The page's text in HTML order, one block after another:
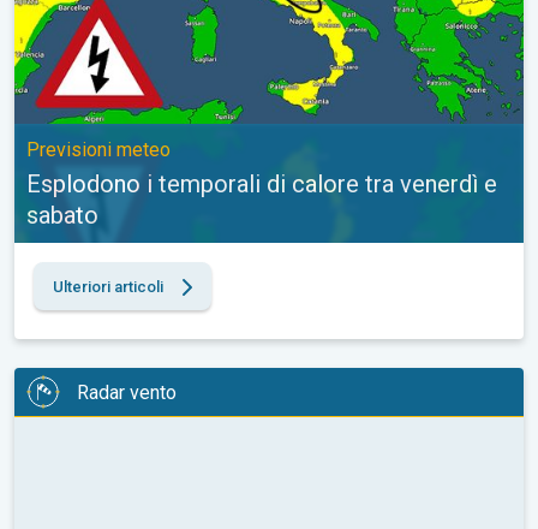
Previsioni meteo
Esplodono i temporali di calore tra venerdì e
sabato
Ulteriori articoli
Radar vento